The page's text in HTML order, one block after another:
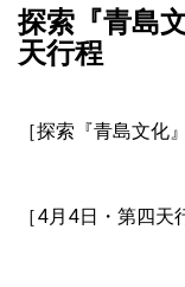
探索『青島
天行程
［探索『青島文化
［4月4日・第四天